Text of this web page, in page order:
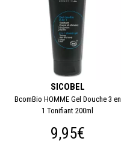
SICOBEL
BcomBio HOMME Gel Douche 3 en
1 Tonifiant 200ml
9,95€